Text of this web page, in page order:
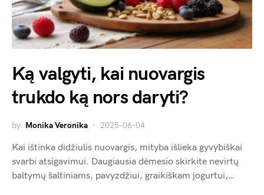
Ką valgyti, kai nuovargis
trukdo ką nors daryti?
by Monika Veronika 2025-06-04
Kai ištinka didžiulis nuovargis, mityba išlieka gyvybiškai
svarbi atsigavimui. Daugiausia dėmesio skirkite nevirtų
baltymų šaltiniams, pavyzdžiui, graikiškam jogurtui,…